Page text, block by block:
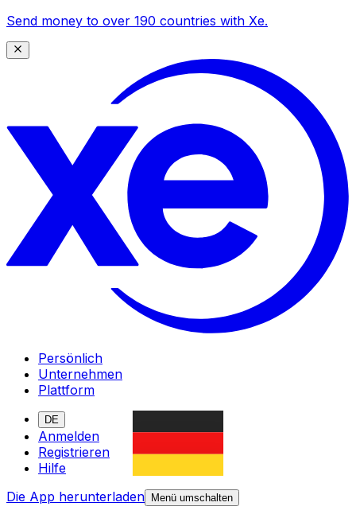
Send money to over 190 countries with Xe.
Persönlich
Unternehmen
Plattform
DE
Anmelden
Registrieren
Hilfe
Die App herunterladen
Menü umschalten